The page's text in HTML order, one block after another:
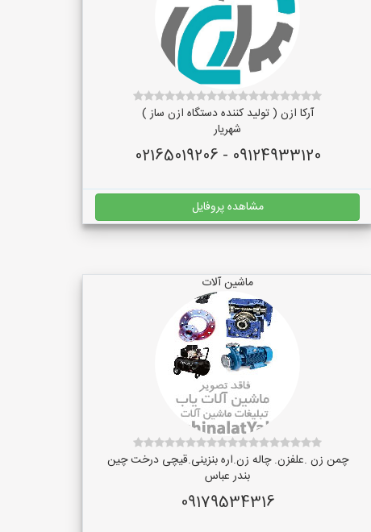
آرکا ازن ( تولید کننده دستگاه ازن ساز )
شهریار
09124933120 - 02165019206
مشاهده پروفایل
ماشین آلات
چمن زن .علفزن. چاله زن.اره بنزینی.قیچی درخت چین
بندر عباس
09179534316